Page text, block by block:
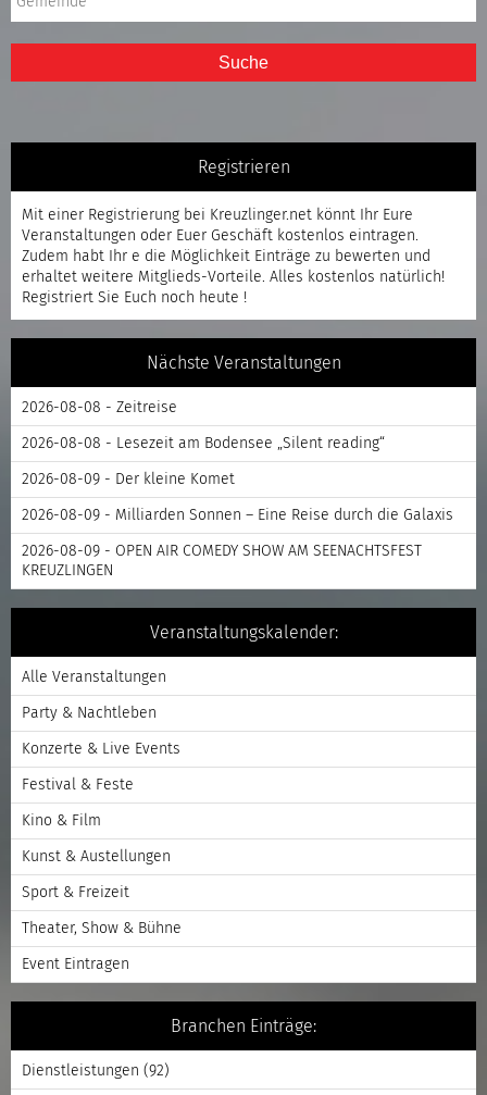
Suche
Registrieren
Mit einer Registrierung bei Kreuzlinger.net könnt Ihr Eure
Veranstaltungen oder Euer Geschäft kostenlos eintragen.
Zudem habt Ihr e die Möglichkeit Einträge zu bewerten und
erhaltet weitere Mitglieds-Vorteile. Alles kostenlos natürlich!
Registriert Sie Euch noch heute !
Nächste Veranstaltungen
2026-08-08 - Zeitreise
2026-08-08 - Lesezeit am Bodensee „Silent reading“
2026-08-09 - Der kleine Komet
2026-08-09 - Milliarden Sonnen – Eine Reise durch die Galaxis
2026-08-09 - OPEN AIR COMEDY SHOW AM SEENACHTSFEST
KREUZLINGEN
Veranstaltungskalender:
Alle Veranstaltungen
Party & Nachtleben
Konzerte & Live Events
Festival & Feste
Kino & Film
Kunst & Austellungen
Sport & Freizeit
Theater, Show & Bühne
Event Eintragen
Branchen Einträge:
Dienstleistungen (92)